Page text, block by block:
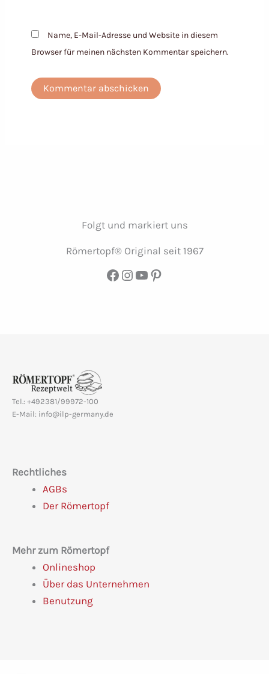
Name, E-Mail-Adresse und Website in diesem
Browser für meinen nächsten Kommentar speichern.
Folgt und markiert uns
Römertopf® Original seit 1967
Facebook
Instagram
YouTube
Pinterest
Tel.: +492381/99972-100
E-Mail: info@ilp-germany.de
Rechtliches
AGBs
Der Römertopf
Mehr zum Römertopf
Onlineshop
Über das Unternehmen
Benutzung